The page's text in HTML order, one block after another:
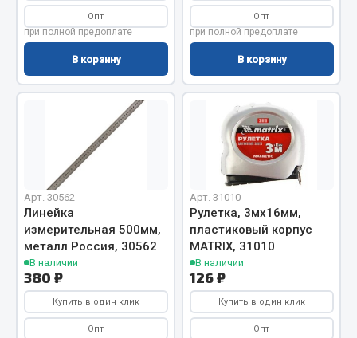
Вентиляторы кабины
Вымпела
Показать ещё
Смазочные материалы
Масла
Охладжающие жидкости
Технические жидкости
Весь раздел
МЕТИЗЫ
Опт
при полной предоплате
В корзину
Опт
при полной предоплате
В корзину
Арт. 30562
Линейка
измерительная 500мм,
металл Россия, 30562
В наличии
380 ₽
Купить в один клик
Опт
Арт. 31010
Рулетка, 3мх16мм,
пластиковый корпус
MATRIX, 31010
В наличии
126 ₽
Купить в один клик
Опт